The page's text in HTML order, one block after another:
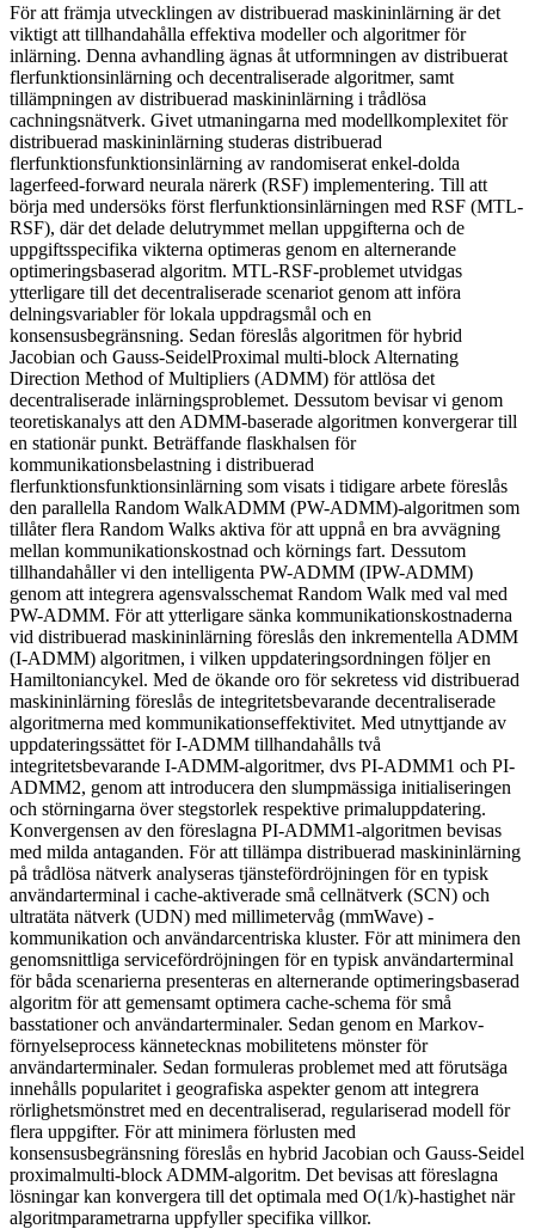
För att främja utvecklingen av distribuerad maskininlärning är det
viktigt att tillhandahålla effektiva modeller och algoritmer för
inlärning. Denna avhandling ägnas åt utformningen av distribuerat
flerfunktionsinlärning och decentraliserade algoritmer, samt
tillämpningen av distribuerad maskininlärning i trådlösa
cachningsnätverk. Givet utmaningarna med modellkomplexitet för
distribuerad maskininlärning studeras distribuerad
flerfunktionsfunktionsinlärning av randomiserat enkel-dolda
lagerfeed-forward neurala närerk (RSF) implementering. Till att
börja med undersöks först flerfunktionsinlärningen med RSF (MTL-
RSF), där det delade delutrymmet mellan uppgifterna och de
uppgiftsspecifika vikterna optimeras genom en alternerande
optimeringsbaserad algoritm. MTL-RSF-problemet utvidgas
ytterligare till det decentraliserade scenariot genom att införa
delningsvariabler för lokala uppdragsmål och en
konsensusbegränsning. Sedan föreslås algoritmen för hybrid
Jacobian och Gauss-SeidelProximal multi-block Alternating
Direction Method of Multipliers (ADMM) för attlösa det
decentraliserade inlärningsproblemet. Dessutom bevisar vi genom
teoretiskanalys att den ADMM-baserade algoritmen konvergerar till
en stationär punkt. Beträffande flaskhalsen för
kommunikationsbelastning i distribuerad
flerfunktionsfunktionsinlärning som visats i tidigare arbete föreslås
den parallella Random WalkADMM (PW-ADMM)-algoritmen som
tillåter flera Random Walks aktiva för att uppnå en bra avvägning
mellan kommunikationskostnad och körnings fart. Dessutom
tillhandahåller vi den intelligenta PW-ADMM (IPW-ADMM)
genom att integrera agensvalsschemat Random Walk med val med
PW-ADMM. För att ytterligare sänka kommunikationskostnaderna
vid distribuerad maskininlärning föreslås den inkrementella ADMM
(I-ADMM) algoritmen, i vilken uppdateringsordningen följer en
Hamiltoniancykel. Med de ökande oro för sekretess vid distribuerad
maskininlärning föreslås de integritetsbevarande decentraliserade
algoritmerna med kommunikationseffektivitet. Med utnyttjande av
uppdateringssättet för I-ADMM tillhandahålls två
integritetsbevarande I-ADMM-algoritmer, dvs PI-ADMM1 och PI-
ADMM2, genom att introducera den slumpmässiga initialiseringen
och störningarna över stegstorlek respektive primaluppdatering.
Konvergensen av den föreslagna PI-ADMM1-algoritmen bevisas
med milda antaganden. För att tillämpa distribuerad maskininlärning
på trådlösa nätverk analyseras tjänstefördröjningen för en typisk
användarterminal i cache-aktiverade små cellnätverk (SCN) och
ultratäta nätverk (UDN) med millimetervåg (mmWave) -
kommunikation och användarcentriska kluster. För att minimera den
genomsnittliga servicefördröjningen för en typisk användarterminal
för båda scenarierna presenteras en alternerande optimeringsbaserad
algoritm för att gemensamt optimera cache-schema för små
basstationer och användarterminaler. Sedan genom en Markov-
förnyelseprocess kännetecknas mobilitetens mönster för
användarterminaler. Sedan formuleras problemet med att förutsäga
innehålls popularitet i geografiska aspekter genom att integrera
rörlighetsmönstret med en decentraliserad, regulariserad modell för
flera uppgifter. För att minimera förlusten med
konsensusbegränsning föreslås en hybrid Jacobian och Gauss-Seidel
proximalmulti-block ADMM-algoritm. Det bevisas att föreslagna
lösningar kan konvergera till det optimala med O(1/k)-hastighet när
algoritmparametrarna uppfyller specifika villkor.